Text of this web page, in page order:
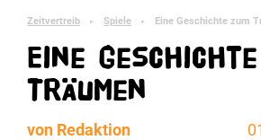
Zeitvertreib ► Spiele ► Eine Geschichte zum
Eine
Träumen
von Redaktion